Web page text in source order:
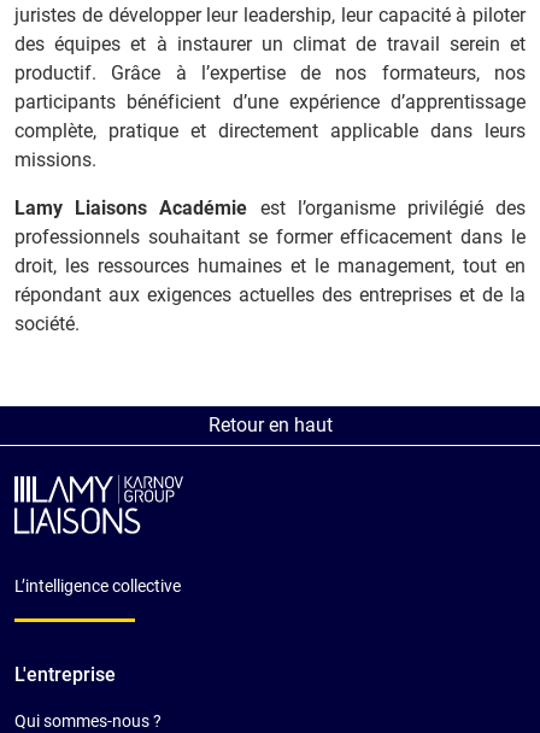
juristes de développer leur leadership, leur capacité à piloter
des équipes et à instaurer un climat de travail serein et
productif. Grâce à l’expertise de nos formateurs, nos
participants bénéficient d’une expérience d’apprentissage
complète, pratique et directement applicable dans leurs
missions.
Lamy Liaisons Académie est l’organisme privilégié des
professionnels souhaitant se former efficacement dans le
droit, les ressources humaines et le management, tout en
répondant aux exigences actuelles des entreprises et de la
société.
Retour en haut
L’intelligence collective
L'entreprise
Qui sommes-nous ?